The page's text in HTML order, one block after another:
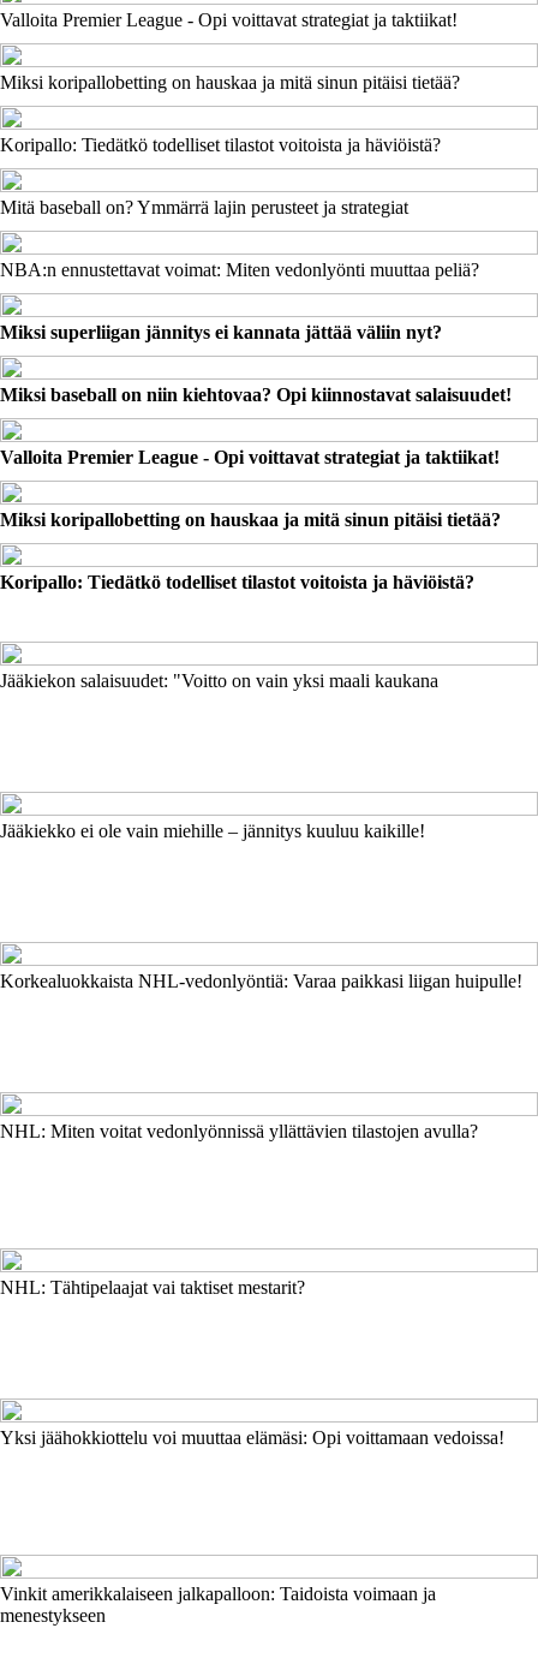
Valloita Premier League - Opi voittavat strategiat ja taktiikat!
Miksi koripallobetting on hauskaa ja mitä sinun pitäisi tietää?
Koripallo: Tiedätkö todelliset tilastot voitoista ja häviöistä?
Mitä baseball on? Ymmärrä lajin perusteet ja strategiat
NBA:n ennustettavat voimat: Miten vedonlyönti muuttaa peliä?
Miksi superliigan jännitys ei kannata jättää väliin nyt?
Miksi baseball on niin kiehtovaa? Opi kiinnostavat salaisuudet!
Valloita Premier League - Opi voittavat strategiat ja taktiikat!
Miksi koripallobetting on hauskaa ja mitä sinun pitäisi tietää?
Koripallo: Tiedätkö todelliset tilastot voitoista ja häviöistä?
Jääkiekon salaisuudet: "Voitto on vain yksi maali kaukana
Jääkiekko ei ole vain miehille – jännitys kuuluu kaikille!
Korkealuokkaista NHL-vedonlyöntiä: Varaa paikkasi liigan huipulle!
NHL: Miten voitat vedonlyönnissä yllättävien tilastojen avulla?
NHL: Tähtipelaajat vai taktiset mestarit?
Yksi jäähokkiottelu voi muuttaa elämäsi: Opi voittamaan vedoissa!
Vinkit amerikkalaiseen jalkapalloon: Taidoista voimaan ja
menestykseen